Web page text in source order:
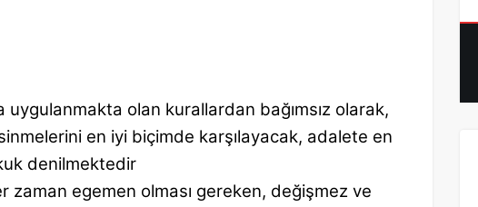
uygulanmakta olan kurallardan bağımsız olarak,
en iyi biçimde karşılayacak, adalete en
denilmektedir
zaman egemen olması gereken, değişmez ve